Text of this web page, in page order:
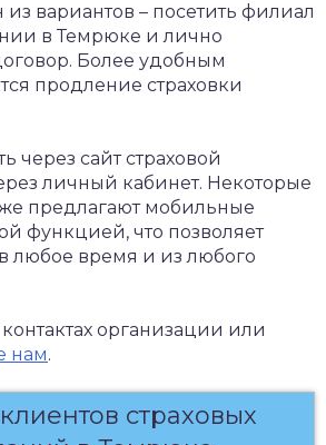
вариантов – посетить филиал
в Темрюке и лично
Более удобным
продление страховки
через сайт страховой
личный кабинет. Некоторые
предлагают мобильные
функцией, что позволяет
любое время и из любого
организации или
нам.
страховых